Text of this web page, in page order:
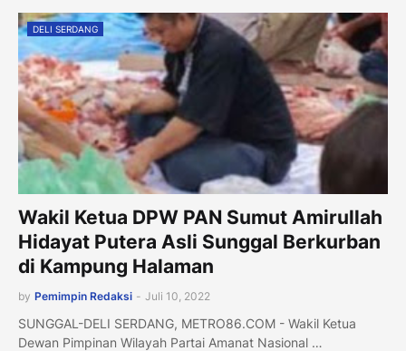
DELI SERDANG
Wakil Ketua DPW PAN Sumut Amirullah
Hidayat Putera Asli Sunggal Berkurban
di Kampung Halaman
by Pemimpin Redaksi - Juli 10, 2022
SUNGGAL-DELI SERDANG, METRO86.COM - Wakil Ketua
Dewan Pimpinan Wilayah Partai Amanat Nasional …